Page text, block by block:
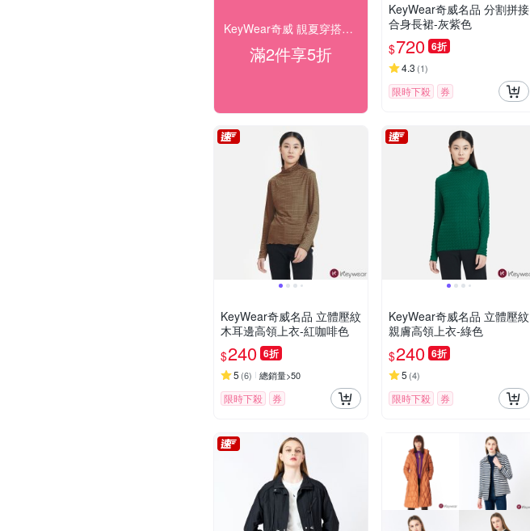
KeyWear奇威 靚夏穿搭企劃 28折起搶購
滿2件享5折
KeyWear奇威名品 分割拼接
合身長裙-灰紫色
$720 6折
4.3 (1)
限時下殺 券
KeyWear奇威名品 立體壓紋
木耳邊高領上衣-紅咖啡色
$240 6折
5 (6) 總銷量>50
限時下殺 券
KeyWear奇威名品 立體壓紋
親膚高領上衣-綠色
$240 6折
5 (4)
限時下殺 券